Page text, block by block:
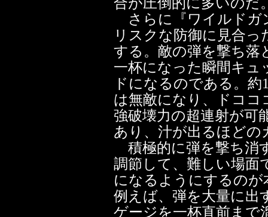
さらに『ワイルドガ
リスクな防御に見合
する。敵の弾を撃ち落
一杯になった瞬間キュ
ドになるのである。
は無敵になり、ドコ
強破壊力の超連射が可
あり、汁が出るほど
積極的に弾を撃ち消
調節して、難しい場面
になるようにするの
例えば、弾を大量に出
ゲージを一杯直前まで